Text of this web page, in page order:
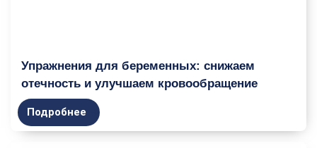
Упражнения для беременных: снижаем
отечность и улучшаем кровообращение
Подробнее